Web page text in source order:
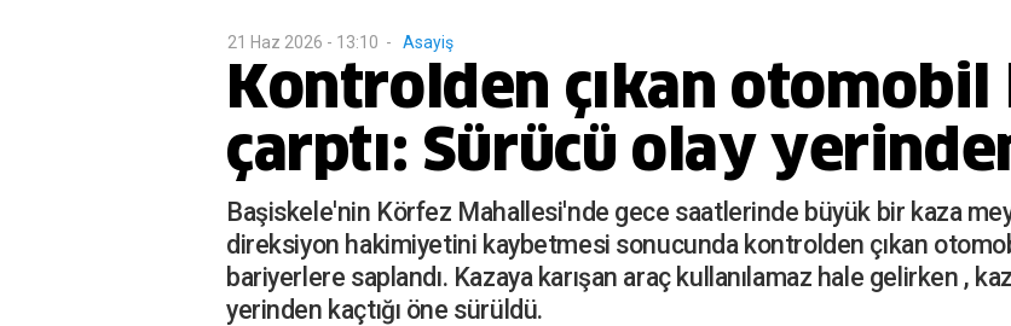
21 Haz 2026 - 13:10 - Asayiş
Kontrolden çıkan
çarptı: Sürücü olay
Başiskele'nin Körfez Mahallesi'nde gece saatlerinde büyük bir kaza
direksiyon hakimiyetini kaybetmesi sonucunda kontrolden çıkan
bariyerlere saplandı. Kazaya karışan araç kullanılamaz hale gelirken ,
yerinden kaçtığı öne sürüldü.